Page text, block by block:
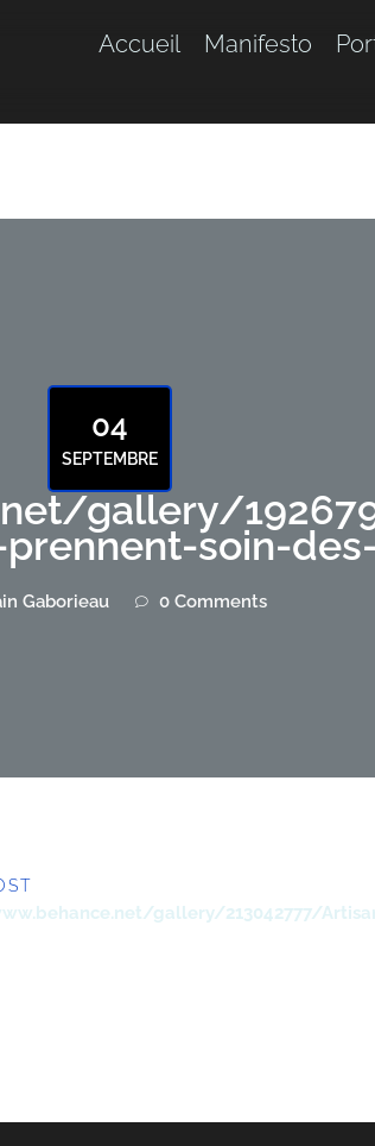
Accueil Manifesto
04
SEPTEMBRE
gallery/
soin-
Gaborieau 0 Comments
gallery/213042777/